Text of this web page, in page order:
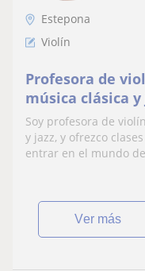
Estepona
Violín
Profesora de
música clásica y
Soy profesora de
y jazz, y ofrezco
entrar en el mundo
ver más